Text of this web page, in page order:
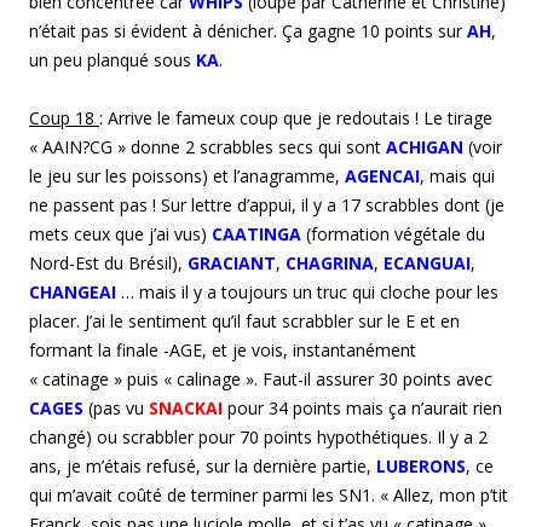
n’était pas si évident à dénicher. Ça gagne 10 points surAH,
un peu planqué sous KA.
Coup 18 : Arrive le fameux coup que je redoutais ! Le tirage
« AAIN?CG » donne 2 scrabbles secs qui sont ACHIGAN (voir
le jeu sur les poissons) et l’anagramme, AGENCAI, mais qui
ne passent pas ! Sur lettre d’appui, il y a 17 scrabbles dont (je
mets ceux que j’ai vus) CAATINGA (formation végétale du
Nord-Est du Brésil), GRACIANT, CHAGRINA, ECANGUAI,
CHANGEAI … mais il y a toujours un truc qui cloche pour les
placer. J’ai le sentiment qu’il faut scrabbler sur le E et en
formant la finale -AGE, et je vois, instantanément
« catinage » puis « calinage ». Faut-il assurer 30 points avec
CAGES (pas vu SNACKAI pour 34 points mais ça n’aurait rien
changé) ou scrabbler pour 70 points hypothétiques. Il y a 2
ans, je m’étais refusé, sur la dernière partie, LUBERONS, ce
qui m’avait coûté de terminer parmi les SN1. « Allez, mon p’tit